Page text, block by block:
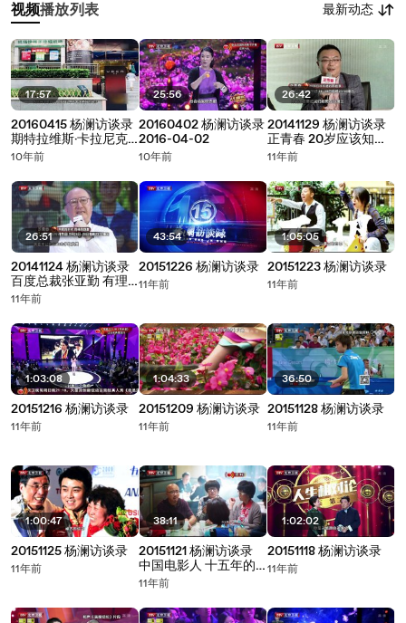
视频播放列表 最新动态
17:57
20160415 杨澜访谈录
期特拉维斯·卡拉尼克
优步打车创始人
10年前
26:51
20141124 杨澜访谈录
百度总裁张亚勤 有理
想敢做梦
11年前
1:03:08
20151216 杨澜访谈录
11年前
1:00:47
20151125 杨澜访谈录
11年前
25:56
20160402 杨澜访谈录
2016-04-02
10年前
43:54
20151226 杨澜访谈录
11年前
1:04:33
20151209 杨澜访谈录
11年前
38:11
20151121 杨澜访谈录
中国电影人 十五年的
变与不变
11年前
26:42
20141129 杨澜访谈录
正青春 20岁应该知道
的那些事
11年前
1:05:05
20151223 杨澜访谈录
11年前
36:50
20151128 杨澜访谈录
11年前
1:02:02
20151118 杨澜访谈录
11年前